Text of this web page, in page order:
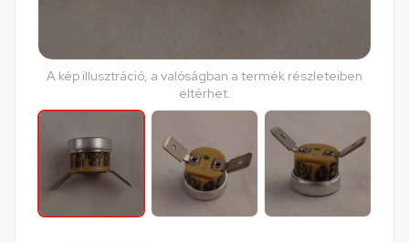
A kép illusztráció, a valóságban a termék részleteiben
eltérhet.